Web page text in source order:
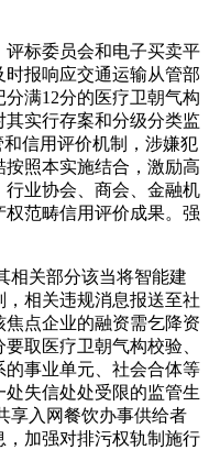
标委员会和电子买卖平
报响应交通运输从管部
满12分的医疗卫朝气构
实行存案和分级分类监
信用评价机制，涉嫌犯
照本实施结合，激励高
业协会、商会、金融机
范畴信用评价成果。强
关部分该当将智能建
相关违规消息报送至社
点企业的融资需乞降资
取医疗卫朝气构校验、
事业单元、社会合体等
失信处处受限的监管生
享入网餐饮办事供给者
加强对排污权轨制施行